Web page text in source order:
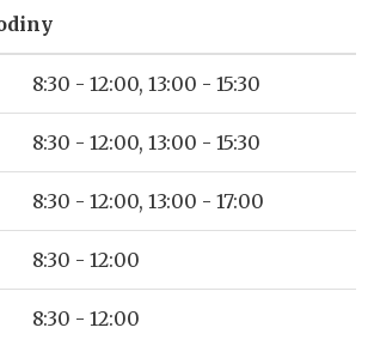
8:30 - 12:00, 13:00 - 15:30
8:30 - 12:00, 13:00 - 15:30
8:30 - 12:00, 13:00 - 17:00
8:30 - 12:00
8:30 - 12:00